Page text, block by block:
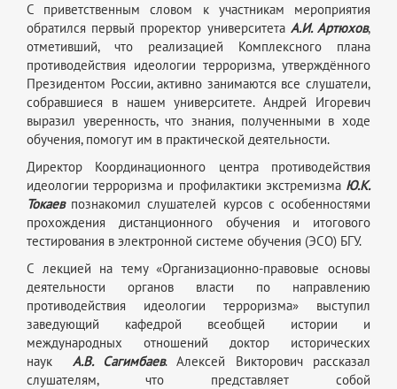
С приветственным словом к участникам мероприятия
обратился первый проректор университета А.И. Артюхов,
отметивший, что реализацией Комплексного плана
противодействия идеологии терроризма, утверждённого
Президентом России, активно занимаются все слушатели,
собравшиеся в нашем университете. Андрей Игоревич
выразил уверенность, что знания, полученными в ходе
обучения, помогут им в практической деятельности.
Директор Координационного центра противодействия
идеологии терроризма и профилактики экстремизма Ю.К.
Токаевпознакомил слушателей курсов с особенностями
прохождения дистанционного обучения и итогового
тестирования в электронной системе обучения (ЭСО) БГУ.
С лекцией на тему «Организационно-правовые основы
деятельности органов власти по направлению
противодействия идеологии терроризма» выступил
заведующий кафедрой всеобщей истории и
международных отношений доктор исторических
наук А.В. Сагимбаев. Алексей Викторович рассказал
слушателям, что представляет собой